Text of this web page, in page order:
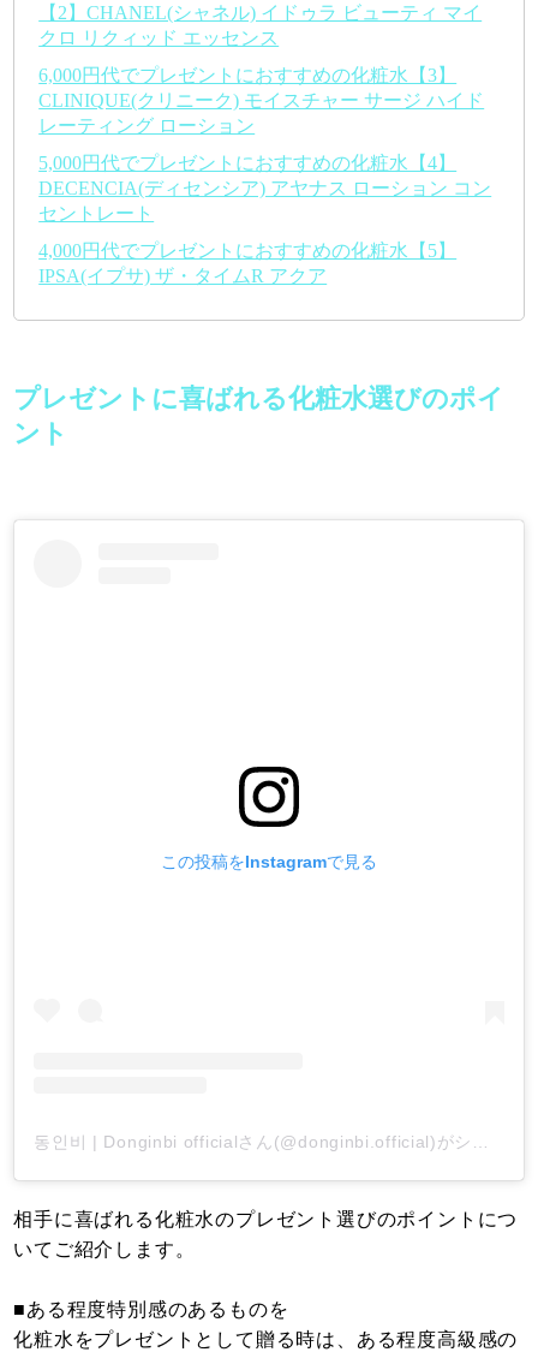
【2】CHANEL(シャネル) イドゥラ ビューティ マイ
クロ リクィッド エッセンス
6,000円代でプレゼントにおすすめの化粧水【3】
CLINIQUE(クリニーク) モイスチャー サージ ハイド
レーティング ローション
5,000円代でプレゼントにおすすめの化粧水【4】
DECENCIA(ディセンシア) アヤナス ローション コン
セントレート
4,000円代でプレゼントにおすすめの化粧水【5】
IPSA(イプサ) ザ・タイムR アクア
プレゼントに喜ばれる化粧水選びのポイ
ント
この投稿をInstagramで見る
相手に喜ばれる化粧水のプレゼント選びのポイントにつ
いてご紹介します。
■ある程度特別感のあるものを
化粧水をプレゼントとして贈る時は、ある程度高級感の